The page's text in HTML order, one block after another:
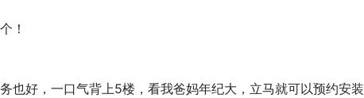
！
也好，一口气背上5楼，看我爸妈年纪大，立马就可以预约安装